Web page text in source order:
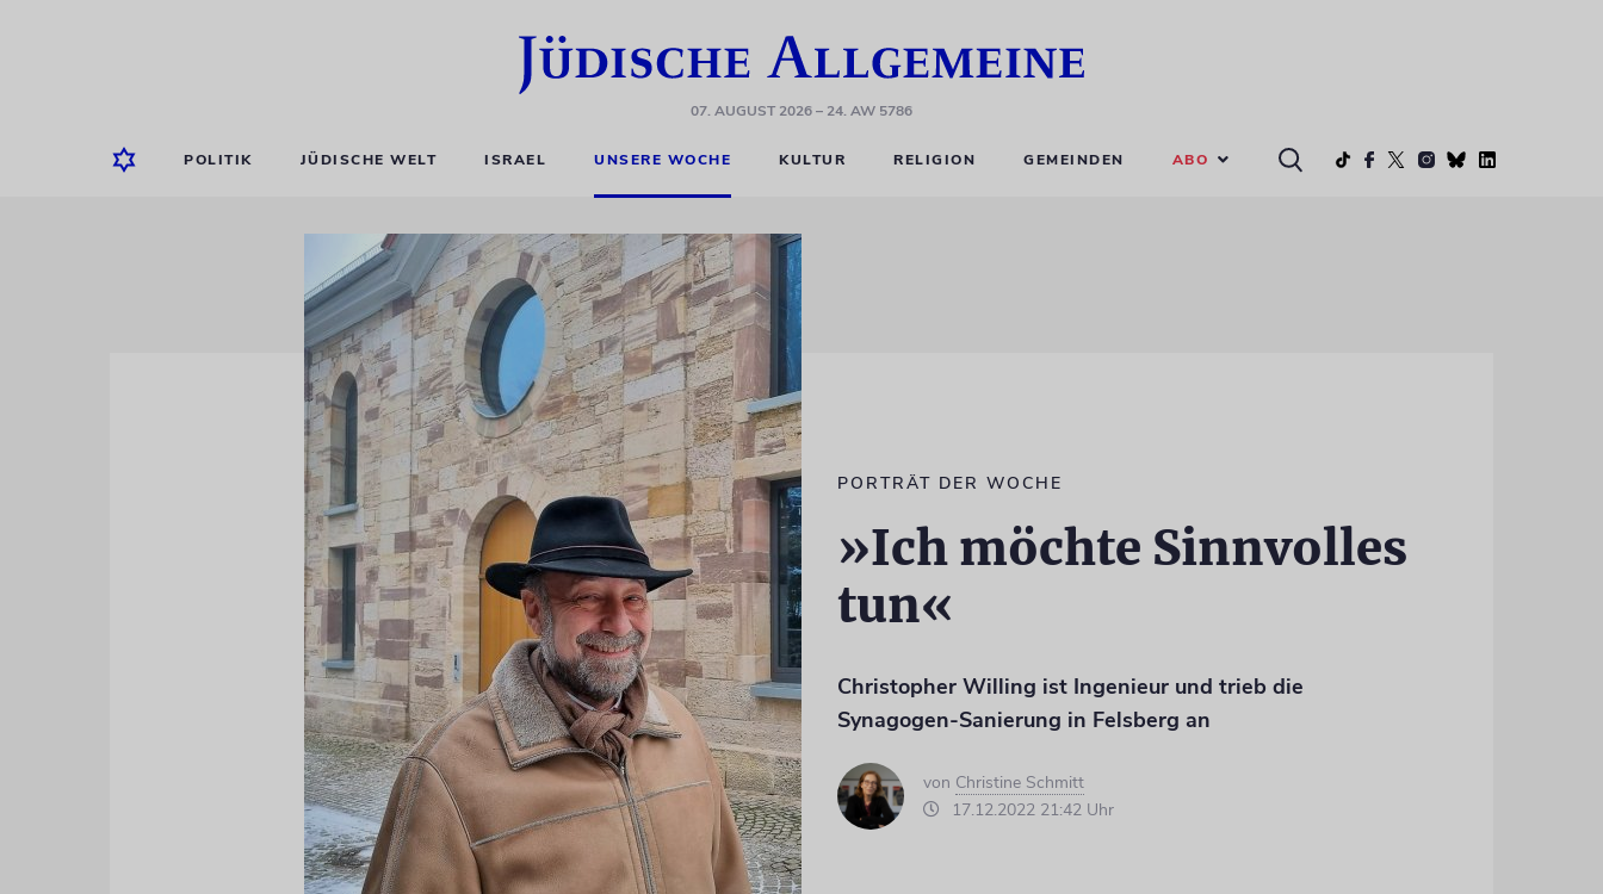
07. AUGUST 2026– 24. AW 5786
POLITIK JÜDISCHE WELT ISRAEL UNSERE WOCHE KULTUR RELIGION GEMEINDEN ABO
PORTRÄT DER WOCHE
»Ich möchte Sinnvolles
tun«
Christopher Willing ist Ingenieur und trieb die
Synagogen-Sanierung in Felsberg an
von Christine Schmitt
17.12.2022 21:42 Uhr